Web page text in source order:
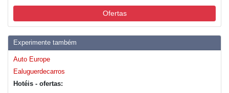
Ofertas
Experimente também
Auto Europe
Ealuguerdecarros
Hotéis - ofertas: